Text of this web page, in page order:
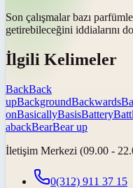
Son çalışmalar bazı
getirebileceğini iddialarını
İlgili Kelimeler
BackBack
upBackgroundBackwards
onBasicallyBasisBattery
abackBearBear up
İletişim Merkezi (09.00 -
0(312) 911 37 15